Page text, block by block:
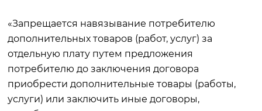
«Запрещается навязывание потребителю
дополнительных товаров (работ, услуг) за
отдельную плату путем предложения
потребителю до заключения договора
приобрести дополнительные товары (работы,
услуги) или заключить иные договоры,